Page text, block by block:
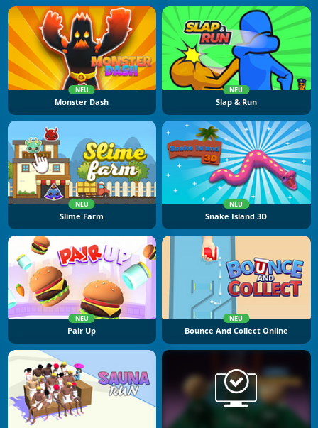
NEU
Monster Dash
NEU
Slap & Run
NEU
Slime Farm
NEU
Snake Island 3D
NEU
Pair Up
NEU
Bounce And Collect Online